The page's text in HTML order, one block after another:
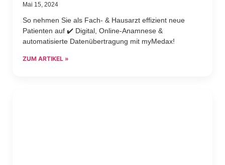
Mai 15, 2024
So nehmen Sie als Fach- & Hausarzt effizient neue
Patienten auf ✔️ Digital, Online-Anamnese &
automatisierte Datenübertragung mit myMedax!
ZUM ARTIKEL »